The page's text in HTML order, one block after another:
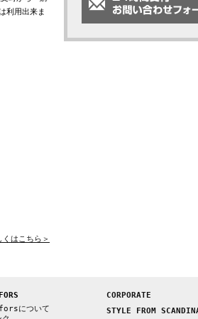
利用出来ま
はこちら＞
について
CORPORATE
STYLE FROM